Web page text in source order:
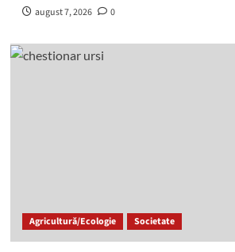
august 7, 2026 0
Agricultură/Ecologie Societate